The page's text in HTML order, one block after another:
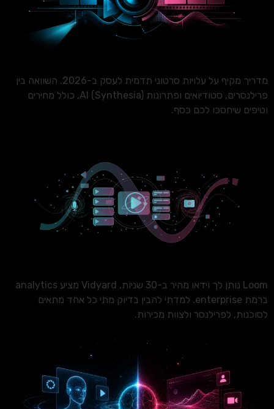
מדריך מקיף על עלויות סרטוני תדמית לעסק ב-2026. השוואה בין
פרילנסרים, סטודיואים ופתרונות AI (Synthesia), כולל מחירים
וטיפים שיחסכו לכם כסף.
Loom נותן לך וידאו מהיר ב-30 שניות, Vidyard מציע analytics
ברמת enterprise. למדתי להבין בדיוק מתי כל אחד מתאים
לסוכנות, לפרילנסר ולצוות מכירות.